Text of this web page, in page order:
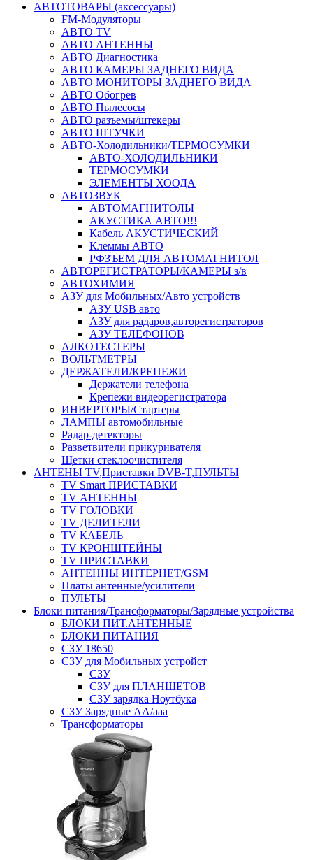
АВТОТОВАРЫ (аксессуары)
FM-Модуляторы
АВТО TV
АВТО АНТЕННЫ
АВТО Диагностика
АВТО КАМЕРЫ ЗАДНЕГО ВИДА
АВТО МОНИТОРЫ ЗАДНЕГО ВИДА
АВТО Обогрев
АВТО Пылесосы
АВТО разъемы/штекеры
АВТО ШТУЧКИ
АВТО-Холодильники/ТЕРМОСУМКИ
АВТО-ХОЛОДИЛЬНИКИ
ТЕРМОСУМКИ
ЭЛЕМЕНТЫ ХООДА
АВТОЗВУК
АВТОМАГНИТОЛЫ
АКУСТИКА АВТО!!!
Кабель АКУСТИЧЕСКИЙ
Клеммы АВТО
РФЗЪЕМ ДЛЯ АВТОМАГНИТОЛ
АВТОРЕГИСТРАТОРЫ/КАМЕРЫ з/в
АВТОХИМИЯ
АЗУ для Мобильных/Авто устройств
АЗУ USB авто
АЗУ для радаров,авторегистраторов
АЗУ ТЕЛЕФОНОВ
АЛКОТЕСТЕРЫ
ВОЛЬТМЕТРЫ
ДЕРЖАТЕЛИ/КРЕПЕЖИ
Держатели телефона
Крепежи видеорегистратора
ИНВЕРТОРЫ/Стартеры
ЛАМПЫ автомобильные
Радар-детекторы
Разветвители прикуривателя
Щетки стеклоочистителя
АНТЕНЫ ТV,Приставки DVB-T,ПУЛЬТЫ
TV Smart ПРИСТАВКИ
TV АНТЕННЫ
TV ГОЛОВКИ
TV ДЕЛИТЕЛИ
TV КАБЕЛЬ
TV КРОНШТЕЙНЫ
TV ПРИСТАВКИ
АНТЕННЫ ИНТЕРНЕТ/GSM
Платы антенные/усилители
ПУЛЬТЫ
Блоки питания/Трансформаторы/Зарядные устройства
БЛОКИ ПИТ.АНТЕННЫЕ
БЛОКИ ПИТАНИЯ
СЗУ 18650
СЗУ для Мобильных устройст
СЗУ
СЗУ для ПЛАНШЕТОВ
СЗУ зарядка Ноутбука
СЗУ Зарядные АА/ааа
Трансформаторы